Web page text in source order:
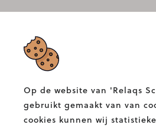
T.
054 58 82
E.
Op de website van 'Relaqs
gebruikt gemaakt van van
cookies kunnen wij